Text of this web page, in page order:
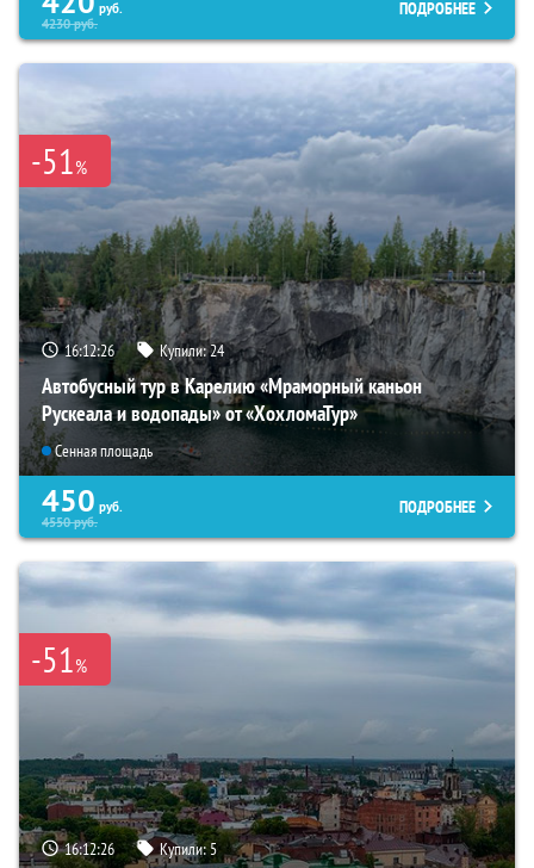
руб.
4230руб.
ПОДРОБНЕЕ
-51%
16:12:24 Купили:24
Автобусный тур в Карелию «Мраморный каньон
Рускеала и водопады» от «ХохломаТур»
Сенная площадь
450 руб.
4550руб.
ПОДРОБНЕЕ
-51%
16:12:24 Купили:5